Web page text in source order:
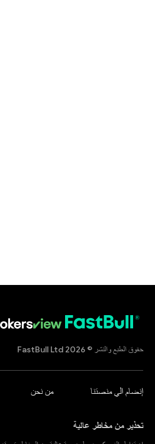
حقوق الطبع والنشر © 2026 FastBull Ltd
إنضام الي منصتنا من نحن
تحذير من مخاطر عالية